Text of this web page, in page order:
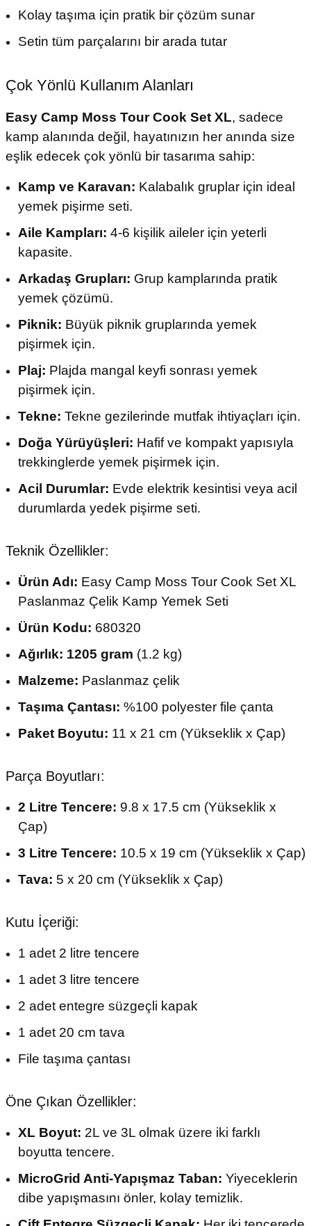
Kolay taşıma için pratik bir çözüm sunar
Setin tüm parçalarını bir arada tutar
Çok Yönlü Kullanım Alanları
Easy Camp Moss Tour Cook Set XL, sadece
kamp alanında değil, hayatınızın her anında size
eşlik edecek çok yönlü bir tasarıma sahip:
Kamp ve Karavan: Kalabalık gruplar için ideal
yemek pişirme seti.
Aile Kampları: 4-6 kişilik aileler için yeterli
kapasite.
Arkadaş Grupları: Grup kamplarında pratik
yemek çözümü.
Piknik: Büyük piknik gruplarında yemek
pişirmek için.
Plaj: Plajda mangal keyfi sonrası yemek
pişirmek için.
Tekne: Tekne gezilerinde mutfak ihtiyaçları için.
Doğa Yürüyüşleri: Hafif ve kompakt yapısıyla
trekkinglerde yemek pişirmek için.
Acil Durumlar: Evde elektrik kesintisi veya acil
durumlarda yedek pişirme seti.
Teknik Özellikler:
Ürün Adı: Easy Camp Moss Tour Cook Set XL
Paslanmaz Çelik Kamp Yemek Seti
Ürün Kodu: 680320
Ağırlık: 1205 gram (1.2 kg)
Malzeme: Paslanmaz çelik
Taşıma Çantası: %100 polyester file çanta
Paket Boyutu: 11 x 21 cm (Yükseklik x Çap)
Parça Boyutları:
2 Litre Tencere: 9.8 x 17.5 cm (Yükseklik x
Çap)
3 Litre Tencere: 10.5 x 19 cm (Yükseklik x Çap)
Tava: 5 x 20 cm (Yükseklik x Çap)
Kutu İçeriği:
1 adet 2 litre tencere
1 adet 3 litre tencere
2 adet entegre süzgeçli kapak
1 adet 20 cm tava
File taşıma çantası
Öne Çıkan Özellikler:
XL Boyut: 2L ve 3L olmak üzere iki farklı
boyutta tencere.
MicroGrid Anti-Yapışmaz Taban: Yiyeceklerin
dibe yapışmasını önler, kolay temizlik.